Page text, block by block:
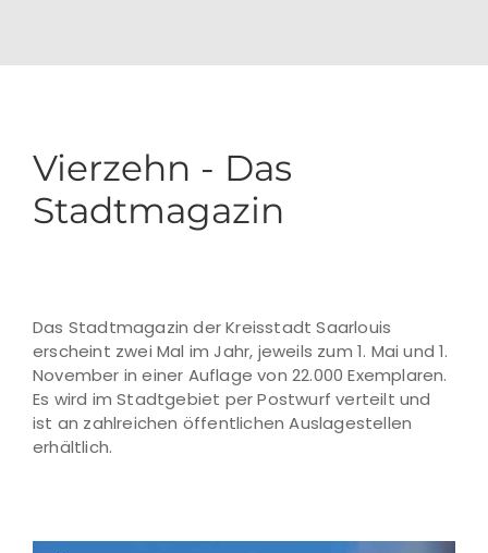
Vierzehn - Das
Stadtmagazin
Das Stadtmagazin der Kreisstadt Saarlouis
erscheint zwei Mal im Jahr, jeweils zum 1. Mai und 1.
November in einer Auflage von 22.000 Exemplaren.
Es wird im Stadtgebiet per Postwurf verteilt und
ist an zahlreichen öffentlichen Auslagestellen
erhältlich.